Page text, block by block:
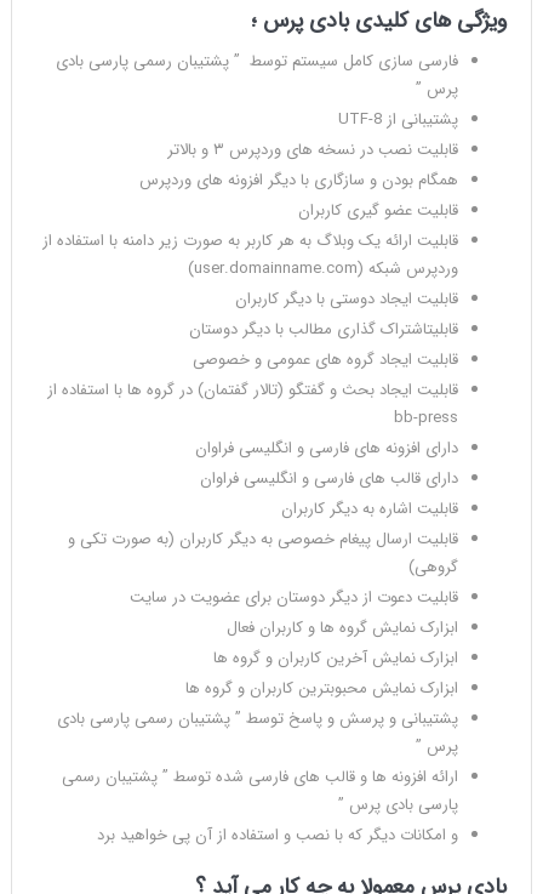
ویژگی های کلیدی بادی پرس ؛
فارسی سازی کامل سیستم توسط ” پشتیبان رسمی پارسی بادی
پرس ”
پشتیبانی از UTF-8
قابلیت نصب در نسخه های وردپرس ۳ و بالاتر
همگام بودن و سازگاری با دیگر افزونه های وردپرس
قابلیت عضو گیری کاربران
قابلیت ارائه یک وبلاگ به هر کاربر به صورت زیر دامنه با استفاده از
وردپرس شبکه (user.domainname.com)
قابلیت ایجاد دوستی با دیگر کاربران
قابلیتاشتراک گذاری مطالب با دیگر دوستان
قابلیت ایجاد گروه های عمومی و خصوصی
قابلیت ایجاد بحث و گفتگو (تالار گفتمان) در گروه ها با استفاده از
bb-press
دارای افزونه های فارسی و انگلیسی فراوان
دارای قالب های فارسی و انگلیسی فراوان
قابلیت اشاره به دیگر کاربران
قابلیت ارسال پیغام خصوصی به دیگر کاربران (به صورت تکی و
گروهی)
قابلیت دعوت از دیگر دوستان برای عضویت در سایت
ابزارک نمایش گروه ها و کاربران فعال
ابزارک نمایش آخرین کاربران و گروه ها
ابزارک نمایش محبوبترین کاربران و گروه ها
پشتیبانی و پرسش و پاسخ توسط ” پشتیبان رسمی پارسی بادی
پرس ”
ارائه افزونه ها و قالب های فارسی شده توسط ” پشتیبان رسمی
پارسی بادی پرس ”
و امکانات دیگر که با نصب و استفاده از آن پی خواهید برد
بادی پرس معمولا به چه کار می آید ؟